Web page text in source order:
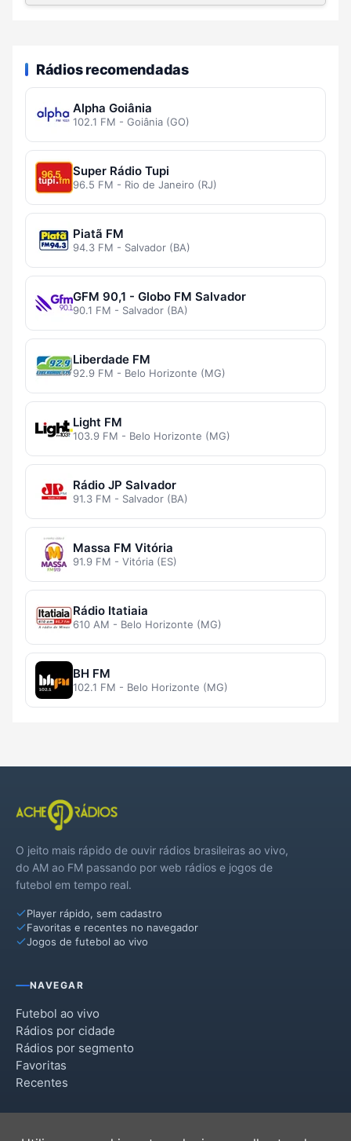
Rádios recomendadas
Alpha Goiânia
102.1 FM - Goiânia (GO)
Super Rádio Tupi
96.5 FM - Rio de Janeiro (RJ)
Piatã FM
94.3 FM - Salvador (BA)
GFM 90,1 - Globo FM Salvador
90.1 FM - Salvador (BA)
Liberdade FM
92.9 FM - Belo Horizonte (MG)
Light FM
103.9 FM - Belo Horizonte (MG)
Rádio JP Salvador
91.3 FM - Salvador (BA)
Massa FM Vitória
91.9 FM - Vitória (ES)
Rádio Itatiaia
610 AM - Belo Horizonte (MG)
BH FM
102.1 FM - Belo Horizonte (MG)
O jeito mais rápido de ouvir rádios brasileiras ao vivo,
do AM ao FM passando por web rádios e jogos de
futebol em tempo real.
Player rápido, sem cadastro
Favoritas e recentes no navegador
Jogos de futebol ao vivo
NAVEGAR
Futebol ao vivo
Rádios por cidade
Rádios por segmento
Favoritas
Recentes